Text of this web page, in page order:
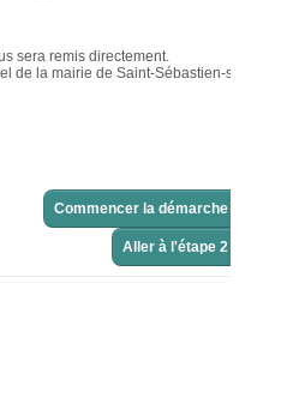
Commencer la démarche
Aller à l'étape 2 >